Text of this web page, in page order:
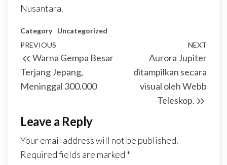
Nusantara.
Category Uncategorized
Post
navigation
Previous
Post
PREVIOUS
Warna Gempa Besar
Terjang Jepang,
Meninggal 300.000
Post
NEXT
Aurora Jupiter
ditampilkan secara
visual oleh Webb
Teleskop.
Leave a Reply
Your email address will not be published.
Required fields are marked *